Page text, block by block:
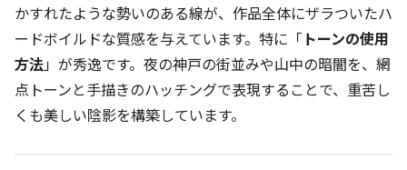
かすれたような勢いのある線が、作品全体にザラついたハ
ードボイルドな質感を与えています。特に「 トーンの使用
方法」が秀逸です。夜の神戸の街並みや山中の暗闇を、網
点トーンと手描きのハッチングで表現することで、重苦し
くも美しい陰影を構築しています。